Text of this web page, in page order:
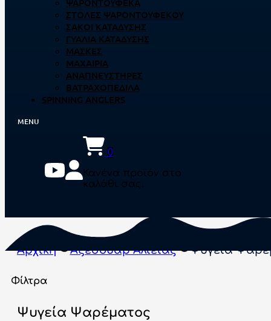
ΨΑΡΟΝΤΟΎΦΕΚΑ
ΣΤΟΛΈΣ ΨΑΡΟΝΤΟΎΦΕΚΟΥ
ΣΆΚΟΙ ΚΑΤΆΔΥΣΗΣ
ΓΥΑΛΙΆ ΚΑΤΆΔΥΣΗΣ
ΜΆΣΚΕΣ
ΜΑΧΑΊΡΙΑ
ΑΝΑΠΝΕΥΣΤΉΡΕΣ
ΒΑΤΡΑΧΟΠΈΔΙΛΑ
SPINNING ANGLERS
0
Κανένα προϊόν στο
καλάθι σας.
Αρχική Αξεσουάρ Αλιείας Ψυγεία
Φίλτρα
Ψυγεία Ψαρέματος